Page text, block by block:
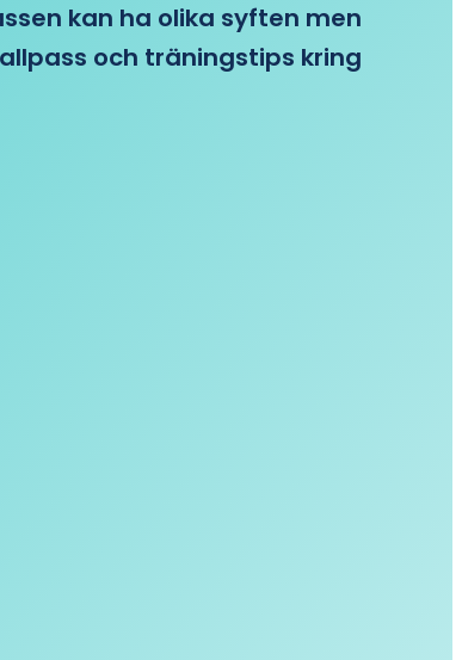
kan ha olika syften men
och träningstips kring